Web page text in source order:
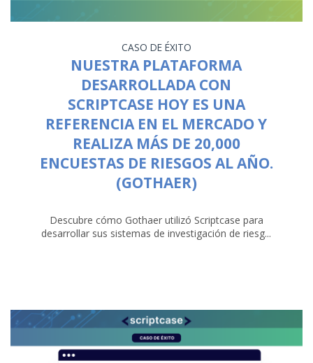
CASO DE ÉXITO
NUESTRA PLATAFORMA
DESARROLLADA CON
SCRIPTCASE HOY ES UNA
REFERENCIA EN EL MERCADO Y
REALIZA MÁS DE 20,000
ENCUESTAS DE RIESGOS AL AÑO.
(GOTHAER)
Descubre cómo Gothaer utilizó Scriptcase para
desarrollar sus sistemas de investigación de riesg...